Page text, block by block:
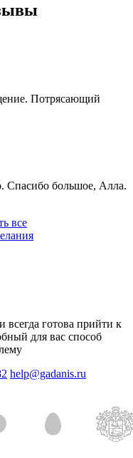
Потрясающий
Спасибо большое, Алла.
все
готова прийти к
для вас способ
help@gadanis.ru